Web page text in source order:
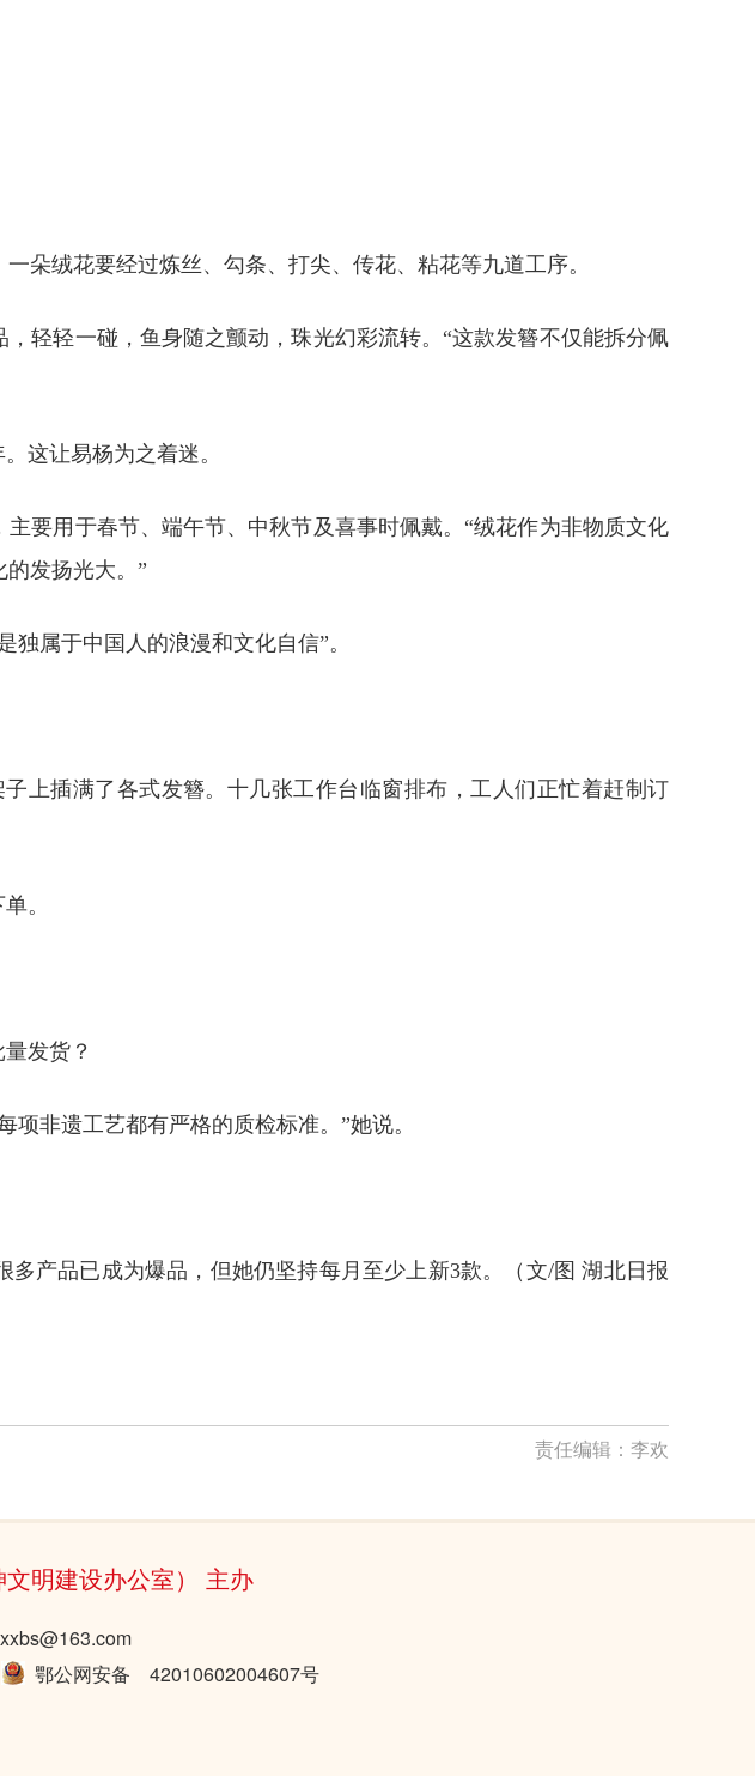
朵绒花要经过炼丝、勾条、打尖、传花、粘花等九道工序。
轻轻一碰，鱼身随之颤动，珠光幻彩流转。“这款发簪不仅能拆分佩
这让易杨为之着迷。
要用于春节、端午节、中秋节及喜事时佩戴。“绒花作为非物质文化
发扬光大。”
属于中国人的浪漫和文化自信”。
上插满了各式发簪。十几张工作台临窗排布，工人们正忙着赶制订
。
发货？
非遗工艺都有严格的质检标准。”她说。
产品已成为爆品，但她仍坚持每月至少上新3款。（ 文/图 湖北日报
责任编辑： 李欢
明建设办公室） 主办
鄂公网安备 42010602004607号